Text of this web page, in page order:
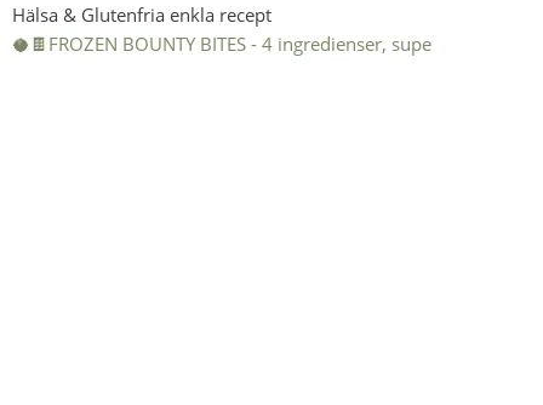
Hälsa & Glutenfria enkla recept
🥥🍫FROZEN BOUNTY BITES - 4 ingredienser, supe